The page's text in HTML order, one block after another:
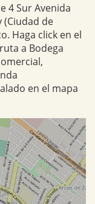
4 Sur Avenida
(Ciudad de
Haga click en el
a Bodega
en el mapa